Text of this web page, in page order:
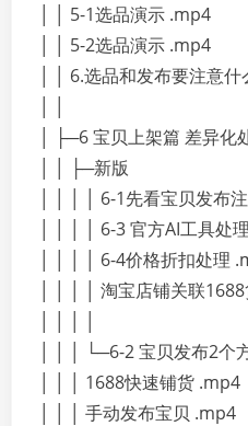
│ │ 5-1选品演示 .mp4
│ │ 5-2选品演示 .mp4
│ │ 6.选品和发布要注意
│ ├─6 宝贝上架篇 差异化
│ │ ├─新版
│ │ │ │ 6-1先看宝贝发布
│ │ │ │ 6-3 官方AI工具处
│ │ │ │ 6-4价格折扣处理
│ │ │ │ 淘宝店铺关联
│ │ │ └─6-2 宝贝发布2个
│ │ │ 1688快速铺货 .mp4
│ │ │ 手动发布宝贝 .mp4